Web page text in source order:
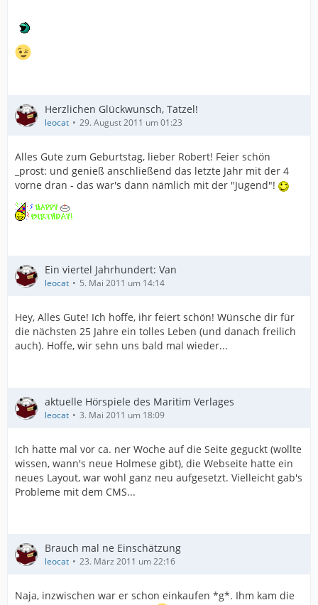
Herzlichen Glückwunsch, Tatzel!
leocat 29. August 2011 um 01:23
Alles Gute zum Geburtstag, lieber Robert! Feier schön
_prost: und genieß anschließend das letzte Jahr mit der 4
vorne dran - das war's dann nämlich mit der "Jugend"!
Ein viertel Jahrhundert: Van
leocat 5. Mai 2011 um 14:14
Hey, Alles Gute! Ich hoffe, ihr feiert schön! Wünsche dir für
die nächsten 25 Jahre ein tolles Leben (und danach freilich
auch). Hoffe, wir sehn uns bald mal wieder...
aktuelle Hörspiele des Maritim Verlages
leocat 3. Mai 2011 um 18:09
Ich hatte mal vor ca. ner Woche auf die Seite geguckt (wollte
wissen, wann's neue Holmese gibt), die Webseite hatte ein
neues Layout, war wohl ganz neu aufgesetzt. Vielleicht gab's
Probleme mit dem CMS...
Brauch mal ne Einschätzung
leocat 23. März 2011 um 22:16
Naja, inzwischen war er schon einkaufen *g*. Ihm kam die